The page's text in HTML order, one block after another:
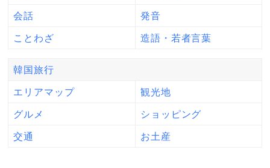
会話 発音
ことわざ 造語・若者言葉
韓国旅行
エリアマップ 観光地
グルメ ショッピング
交通 お土産